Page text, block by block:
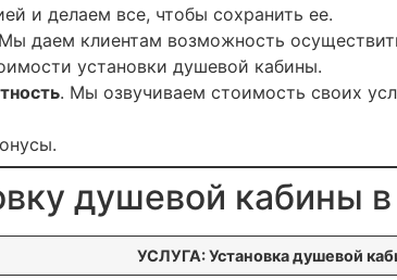
и делаем все, чтобы сохранить ее.
даем клиентам возможность
установки душевой кабины.
. Мы озвучиваем стоимость своих
душевой кабины
УСЛУГА: Установка душевой